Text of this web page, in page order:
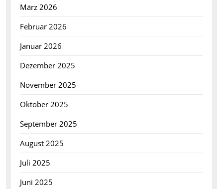
März 2026
Februar 2026
Januar 2026
Dezember 2025
November 2025
Oktober 2025
September 2025
August 2025
Juli 2025
Juni 2025